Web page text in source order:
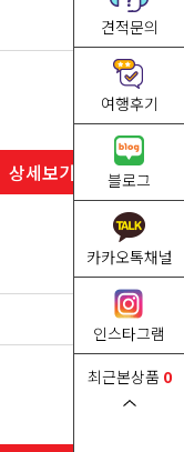
상세보기
견적문의
여행후기
블로그
카카오톡채널
인스타그램
최근본상품 0